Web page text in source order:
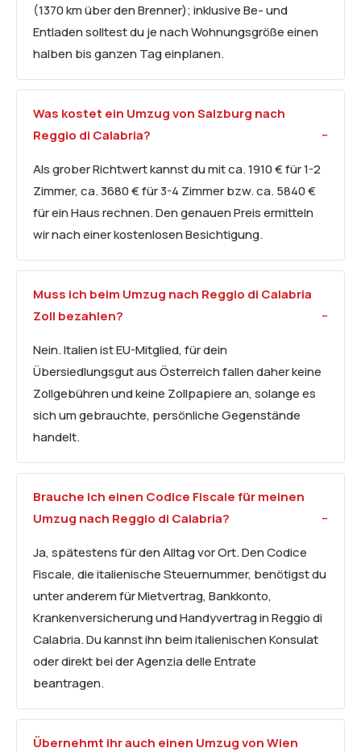
(1370 km über den Brenner); inklusive Be- und
Entladen solltest du je nach Wohnungsgröße einen
halben bis ganzen Tag einplanen.
Was kostet ein Umzug von Salzburg nach
Reggio di Calabria?
Als grober Richtwert kannst du mit ca. 1910 € für 1-2
Zimmer, ca. 3680 € für 3-4 Zimmer bzw. ca. 5840 €
für ein Haus rechnen. Den genauen Preis ermitteln
wir nach einer kostenlosen Besichtigung.
Muss ich beim Umzug nach Reggio di Calabria
Zoll bezahlen?
Nein. Italien ist EU-Mitglied, für dein
Übersiedlungsgut aus Österreich fallen daher keine
Zollgebühren und keine Zollpapiere an, solange es
sich um gebrauchte, persönliche Gegenstände
handelt.
Brauche ich einen Codice Fiscale für meinen
Umzug nach Reggio di Calabria?
Ja, spätestens für den Alltag vor Ort. Den Codice
Fiscale, die italienische Steuernummer, benötigst du
unter anderem für Mietvertrag, Bankkonto,
Krankenversicherung und Handyvertrag in Reggio di
Calabria. Du kannst ihn beim italienischen Konsulat
oder direkt bei der Agenzia delle Entrate
beantragen.
Übernehmt ihr auch einen Umzug von Wien